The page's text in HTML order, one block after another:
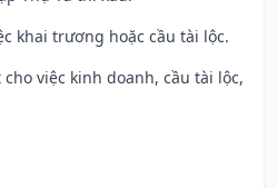
khai trương hoặc cầu tài lộc.
việc kinh doanh, cầu tài lộc,